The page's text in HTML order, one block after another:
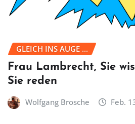
GLEICH INS AUGE ...
Frau Lambrecht, Sie
Sie reden
Wolfgang Brosche Feb.